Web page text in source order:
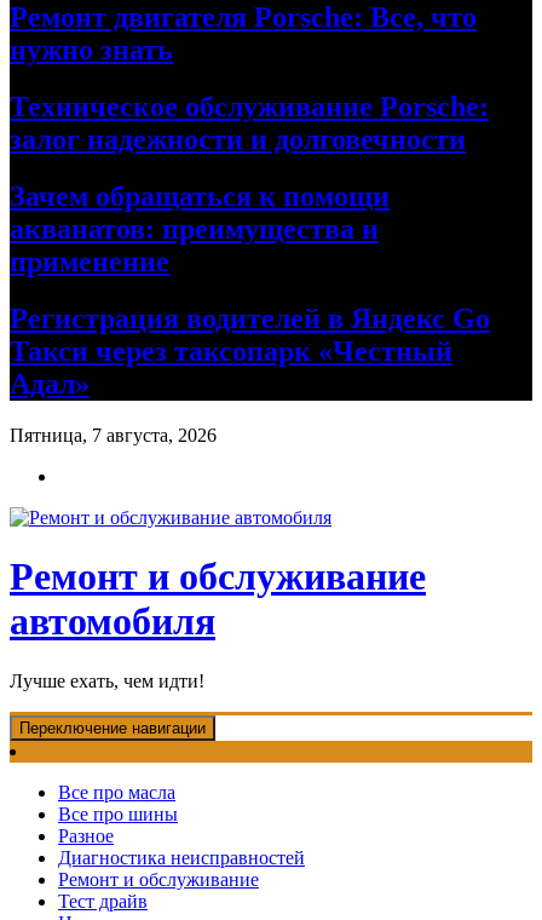
Ремонт двигателя Porsche: Все, что
нужно знать
Техническое обслуживание Porsche:
залог надежности и долговечности
Зачем обращаться к помощи
акванатов: преимущества и
применение
Регистрация водителей в Яндекс Go
Такси через таксопарк «Честный
Адал»
Пятница, 7 августа, 2026
Ремонт и обслуживание
автомобиля
Лучше ехать, чем идти!
Переключение навигации
Все про масла
Все про шины
Разное
Диагностика неисправностей
Ремонт и обслуживание
Тест драйв